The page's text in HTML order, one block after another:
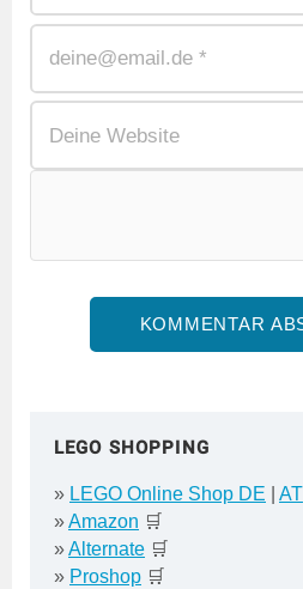
LEGO SHOPPING
» LEGO Online Shop DE AT
»Amazon 🛒
»Alternate 🛒
» Proshop 🛒